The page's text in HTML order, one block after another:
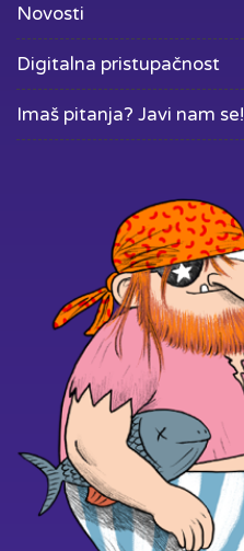
Novosti
Digitalna pristupačnost
Imaš pitanja? Javi nam se!